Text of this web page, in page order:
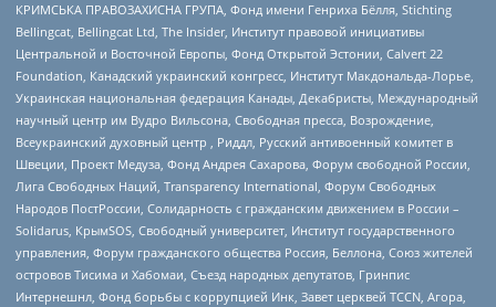
КРИМСЬКА ПРАВОЗАХИСНА ГРУПА, Фонд имени Генриха Бёлля, Stichting
Bellingcat, Bellingcat Ltd, The Insider, Институт правовой инициативы
Центральной и Восточной Европы, Фонд Открытой Эстонии, Calvert 22
Foundation, Канадский украинский конгресс, Институт Макдональда-Лорье,
Украинская национальная федерация Канады, Декабристы, Международный
научный центр им Вудро Вильсона, Свободная пресса, Возрождение,
Всеукраинский духовный центр , Риддл, Русский антивоенный комитет в
Швеции, Проект Медуза, Фонд Андрея Сахарова, Форум свободной России,
Лига Свободных Наций, Transparеncy International, Форум Свободных
Народов ПостРоссии, Солидарность с гражданским движением в России –
Solidarus, КрымSOS, Свободный университет, Институт государственного
управления, Форум гражданского общества Россия, Беллона, Союз жителей
островов Тисима и Хабомаи, Съезд народных депутатов, Гринпис
Интернешнл, Фонд борьбы с коррупцией Инк, Завет церквей TCCN, Агора,